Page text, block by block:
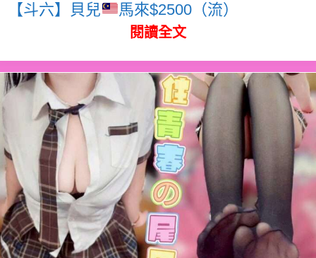
【斗六】貝兒 馬來$2500（流）
閱讀全文